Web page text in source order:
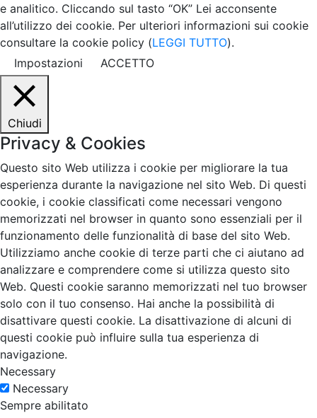
e analitico. Cliccando sul tasto “OK” Lei acconsente
all’utilizzo dei cookie. Per ulteriori informazioni sui cookie
consultare la cookie policy (LEGGI TUTTO).
Impostazioni
ACCETTO
Chiudi
Privacy & Cookies
Questo sito Web utilizza i cookie per migliorare la tua
esperienza durante la navigazione nel sito Web. Di questi
cookie, i cookie classificati come necessari vengono
memorizzati nel browser in quanto sono essenziali per il
funzionamento delle funzionalità di base del sito Web.
Utilizziamo anche cookie di terze parti che ci aiutano ad
analizzare e comprendere come si utilizza questo sito
Web. Questi cookie saranno memorizzati nel tuo browser
solo con il tuo consenso. Hai anche la possibilità di
disattivare questi cookie. La disattivazione di alcuni di
questi cookie può influire sulla tua esperienza di
navigazione.
Necessary
Necessary
Sempre abilitato